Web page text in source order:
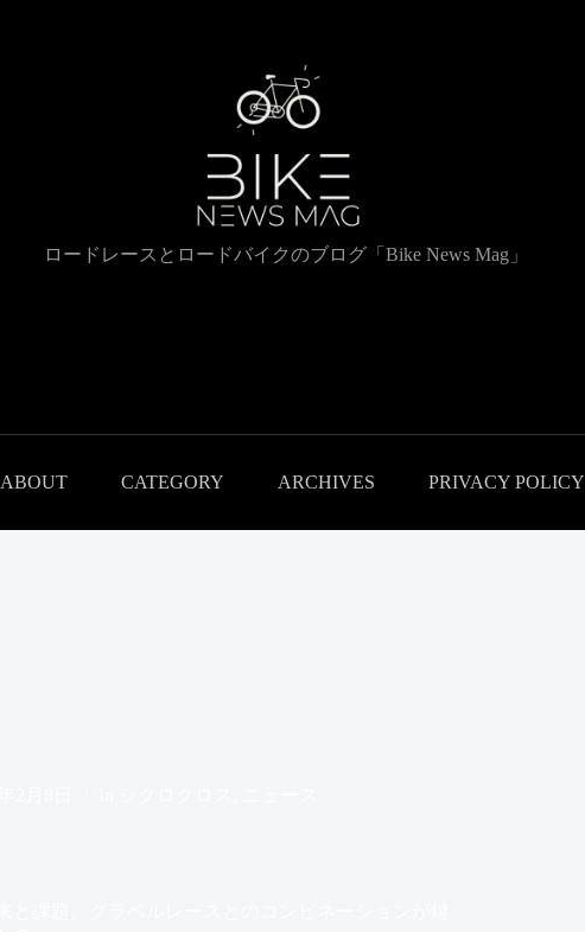
ロードレースとロードバイクのブログ「Bike News Mag」
ABOUT CATEGORY ARCHIVES PRIVACY POLICY